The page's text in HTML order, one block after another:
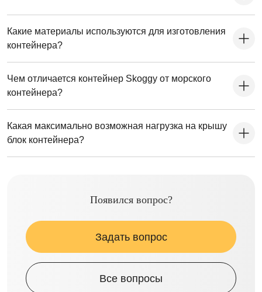
Какие материалы используются для изготовления
контейнера?
Чем отличается контейнер Skoggy от морского
контейнера?
Какая максимально возможная нагрузка на крышу
блок контейнера?
Появился вопрос?
Задать вопрос
Все вопросы